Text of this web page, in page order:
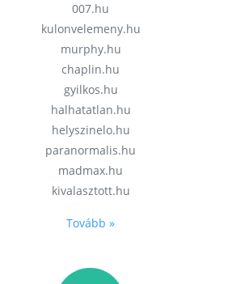
007.hu
kulonvelemeny.hu
murphy.hu
chaplin.hu
gyilkos.hu
halhatatlan.hu
helyszinelo.hu
paranormalis.hu
madmax.hu
kivalasztott.hu
Tovább »